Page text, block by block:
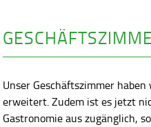
Unser Geschäftszimmer
erweitert. Zudem ist es jetzt
Gastronomie aus zugänglich,